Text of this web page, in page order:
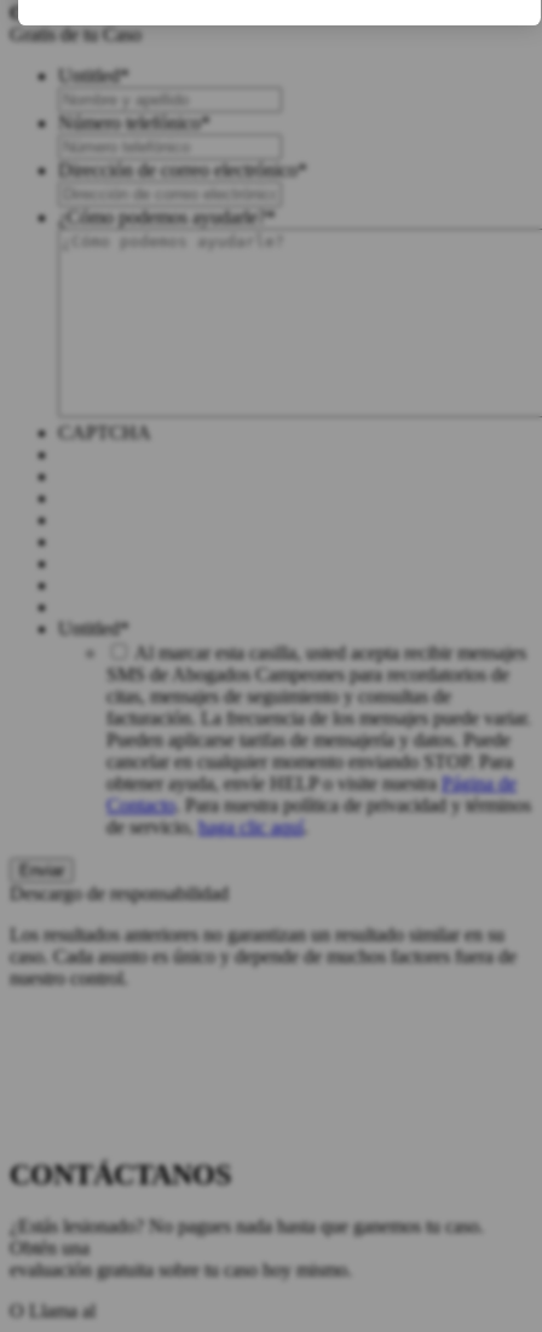
Obtén una
Gratis de tu Caso
Untitled*
Número telefónico*
Dirección de correo electrónico*
¿Cómo podemos ayudarle?*
CAPTCHA
Untitled*
Al marcar esta casilla, usted acepta recibir mensajes
SMS de Abogados Campeones para recordatorios de
citas, mensajes de seguimiento y consultas de
facturación. La frecuencia de los mensajes puede variar.
Pueden aplicarse tarifas de mensajería y datos. Puede
cancelar en cualquier momento enviando STOP. Para
obtener ayuda, envíe HELP o visite nuestra Página de
Contacto. Para nuestra política de privacidad y términos
de servicio, haga clic aquí
Descargo de responsabilidad
Los resultados anteriores no garantizan un resultado similar en su
caso. Cada asunto es único y depende de muchos factores fuera de
nuestro control.
CONTÁCTANOS
¿Estás lesionado? No pagues nada hasta que ganemos tu caso.
Obtén una
evaluación gratuita sobre tu caso hoy mismo.
O Llama al